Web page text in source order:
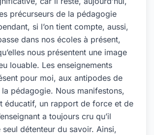
précurseurs de la pédagogie
si l’on tient compte, aussi,
dans nos écoles à présent,
nous présentent une image
louable. Les enseignements
pour moi, aux antipodes de
pédagogie. Nous manifestons,
éducatif, un rapport de force et de
a toujours cru qu’il
détenteur du savoir. Ainsi,